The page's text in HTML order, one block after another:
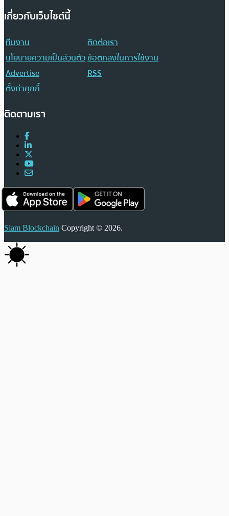
เกี่ยวกับเว็บไซต์นี้
ทีมงาน
ติดต่อเรา
นโยบายความเป็นส่วนตัวข้อตกลงในการใช้งาน
Advertise
RSS
ตั้งค่าคุกกี้
ติดตามเรา
Siam Blockchain Copyright © 2026.